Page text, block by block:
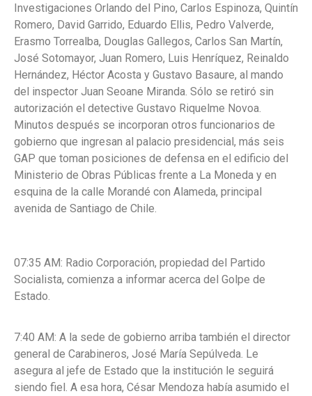
Investigaciones Orlando del Pino, Carlos Espinoza, Quintín
Romero, David Garrido, Eduardo Ellis, Pedro Valverde,
Erasmo Torrealba, Douglas Gallegos, Carlos San Martín,
José Sotomayor, Juan Romero, Luis Henríquez, Reinaldo
Hernández, Héctor Acosta y Gustavo Basaure, al mando
del inspector Juan Seoane Miranda. Sólo se retiró sin
autorización el detective Gustavo Riquelme Novoa.
Minutos después se incorporan otros funcionarios de
gobierno que ingresan al palacio presidencial, más seis
GAP que toman posiciones de defensa en el edificio del
Ministerio de Obras Públicas frente a La Moneda y en
esquina de la calle Morandé con Alameda, principal
avenida de Santiago de Chile.
07:35 AM: Radio Corporación, propiedad del Partido
Socialista, comienza a informar acerca del Golpe de
Estado.
7:40 AM: A la sede de gobierno arriba también el director
general de Carabineros, José María Sepúlveda. Le
asegura al jefe de Estado que la institución le seguirá
siendo fiel. A esa hora, César Mendoza había asumido el